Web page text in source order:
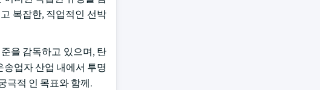
복잡한, 직업적인 선박
을 감독하고 있으며, 탄
송업자 산업 내에서 투명
극적 인 목표와 함께.